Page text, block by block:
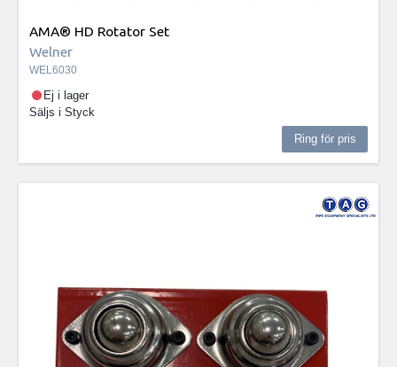
AMA® HD Rotator Set
Welner
WEL6030
Ej i lager
Säljs i Styck
Ring för pris